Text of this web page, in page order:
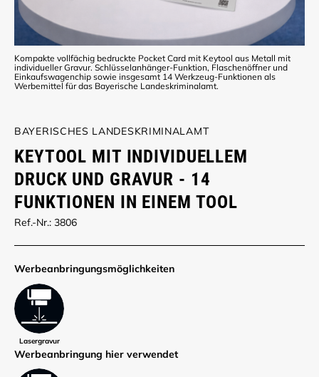
Kompakte vollfächig bedruckte Pocket Card mit Keytool aus Metall mit
individueller Gravur. Schlüsselanhänger-Funktion, Flaschenöffner und
Einkaufswagenchip sowie insgesamt 14 Werkzeug-Funktionen als
Werbemittel für das Bayerische Landeskriminalamt.
BAYERISCHES LANDESKRIMINALAMT
KEYTOOL MIT INDIVIDUELLEM
DRUCK UND GRAVUR - 14
FUNKTIONEN IN EINEM TOOL
Ref.-Nr.: 3806
Werbe­anbringungs­möglich­keiten
Lasergravur
Werbe­anbringung hier verwendet